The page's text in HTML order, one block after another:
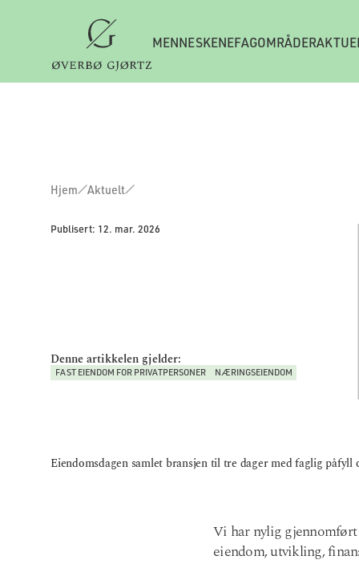
MENNESKENEFAGOMRÅDER
Hjem Aktuelt
Publisert: 12. mar. 2026
Denne artikkelen gjelder:
FAST EIENDOM FOR PRIVATPERSONER NÆRINGSEIENDOM
Eiendomsdagen samlet bransjen til tre dager med faglig påfyll
Vi har nylig
eiendom, utvikling,